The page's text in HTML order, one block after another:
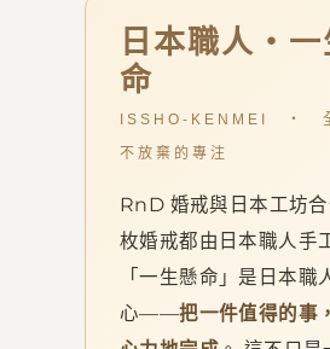
日本職人・
命
ISSHO-KENMEI ・
不放棄的專注
RnD 婚戒與日本工坊
枚婚戒都由日本職人手
「一生懸命」是日本職
心——把一件值得的事